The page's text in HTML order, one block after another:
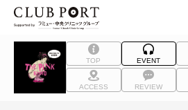
TOP EVENT
ACCESS REVIEW